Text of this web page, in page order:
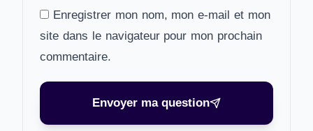
Enregistrer mon nom, mon e-mail et mon
site dans le navigateur pour mon prochain
commentaire.
Envoyer ma question